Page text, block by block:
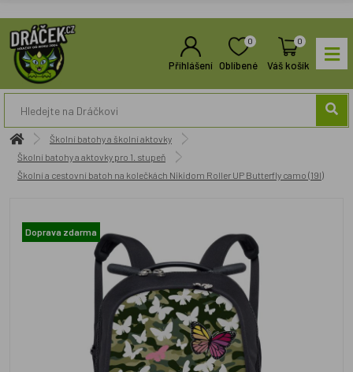
Přihlášení
0
Oblíbené
0
Váš košík
Školní batohy a školní aktovky
Školní batohy a aktovky pro 1. stupeň
Školní a cestovní batoh na kolečkách Nikidom Roller UP Butterfly camo (19l)
Doprava zdarma